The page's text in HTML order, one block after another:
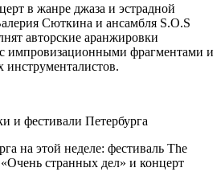
в жанре джаза и эстрадной
Сюткина и ансамбля S.O.S
авторские аранжировки
импровизационными фрагментами и
и фестивали Петербурга